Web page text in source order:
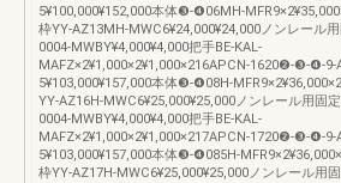
5¥100,000¥152,000本体❸-❹06MH-
枠YY-AZ13MH-MWC6¥24,000¥24,000ノンレール
0004-MWBY¥4,000¥4,000把手BE-KAL-
MAFZ×2¥1,000×2¥1,000×216APCN-1620❷-❸-❹-9-
5¥103,000¥157,000本体❸-❹08H-
YY-AZ16H-MWC6¥25,000¥25,000ノンレール用固
0004-MWBY¥4,000¥4,000把手BE-KAL-
MAFZ×2¥1,000×2¥1,000×217APCN-1720❷-❸-❹-9-
5¥103,000¥157,000本体❸-❹085H-
枠YY-AZ17H-MWC6¥25,000¥25,000ノンレール用